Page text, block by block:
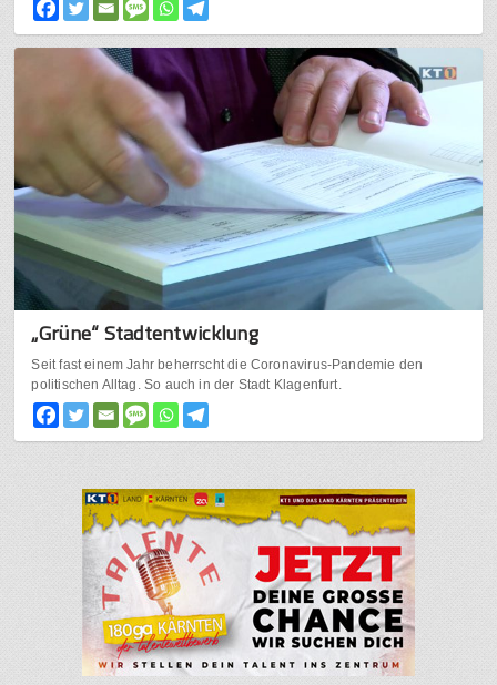
„Grüne“ Stadtentwicklung
Seit fast einem Jahr beherrscht die Coronavirus-Pandemie den
politischen Alltag. So auch in der Stadt Klagenfurt.